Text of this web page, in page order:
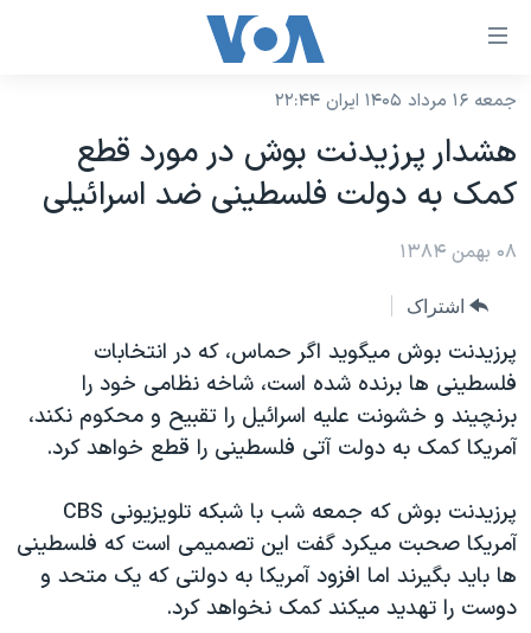
لینکهای
دسترسی
جهش
به
محتوای
اصلی
جهش
اصلی
جهش
به
جستجو
نسخه سبک وب‌سایت
موضوع ها
ایران
آمریکا
ورزشی
گزیده‌ها
ویدیوها
فرهنگ و زندگی
حقوق شهروندی
برنامه های تلویزیونی
جدول برنامه ها
صفحه‌های ویژه
جام جهانی ۲۰۲۶
عملیات خشم حماسی
بایگانی برنامه‌های تلویزیونی
مستندها
انتخابات ریاست جمهوری آمریکا ۲۰۲۴
فرکانس‌های صدای آمریکا
پخش رادیویی
دنبال کنید
جمعه ۱۶ مرداد ۱۴۰۵ ایران ۲۲:۴۴
هشدار پرزيدنت بوش در مورد قطع
کمک به دولت فلسطينی ضد اسرائيلی
۰۸ بهمن ۱۳۸۴
اشتراک
پرزيدنت بوش ميگويد اگر حماس، که در انتخابات
فلسطينی ها برنده شده است، شاخه نظامی خود را
برنچيند و خشونت عليه اسرائيل را تقبيح و محکوم نکند،
آمريکا کمک به دولت آتی فلسطينی را قطع خواهد کرد.
پرزيدنت بوش که جمعه شب با شبکه تلويزيونی CBS
آمريکا صحبت ميکرد گفت اين تصميمی است که فلسطينی
ها بايد بگيرند اما افزود آمريکا به دولتی که يک متحد و
دوست را تهديد ميکند کمک نخواهد کرد.